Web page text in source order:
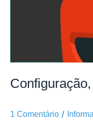
1 Comentário /